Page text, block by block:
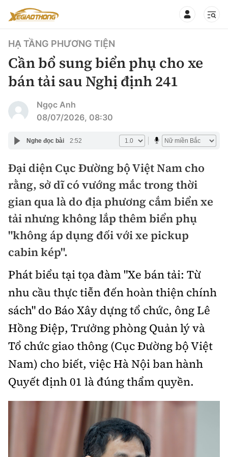
360° xe
Chính sách
Hạ tầng phương tiện
Góc nhìn
Tâm điểm
Xe du lịch
Xe chuyên dụng
Xe máy
Đánh giá xe
Đánh giá xe mới
So sánh
Xếp hạng xe
Lái mới
Tư vấn sử dụng
Chọn xe
Lái xe an toàn
Bảo hiểm xe
Sản phẩm bảo hiểm
Bồi thường bảo hiểm
Xe xanh
Video
Review xe
Giới thiệu xe
Tư vấn
Ảnh
Ô tô
Xe máy
Cơ quan chủ quản: Bộ Xây dựng
HẠ TẦNG PHƯƠNG TIỆN
Cần bổ sung biển phụ cho xe
bán tải sau Nghị định 241
Ngọc Anh
08/07/2026, 08:30
Nghe đọc bài 2:52
Đại diện Cục Đường bộ Việt Nam cho
rằng, sở dĩ có vướng mắc trong thời
gian qua là do địa phương cắm biển xe
tải nhưng không lắp thêm biển phụ
"không áp dụng đối với xe pickup
cabin kép".
Phát biểu tại tọa đàm "Xe bán tải: Từ
nhu cầu thực tiễn đến hoàn thiện chính
sách" do Báo Xây dựng tổ chức, ông Lê
Hồng Điệp, Trưởng phòng Quản lý và
Tổ chức giao thông (Cục Đường bộ Việt
Nam) cho biết, việc Hà Nội ban hành
Quyết định 01 là đúng thẩm quyền.